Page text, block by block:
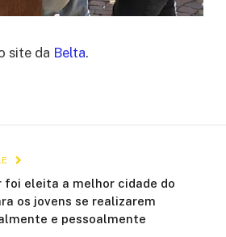
site da Belta.
foi eleita a melhor cidade do
os jovens se realizarem
e pessoalmente